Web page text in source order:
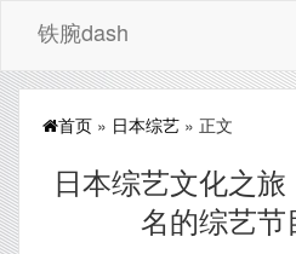
铁腕dash
首页 » 日本综艺 » 正文
日本综艺文化之
名的综艺节